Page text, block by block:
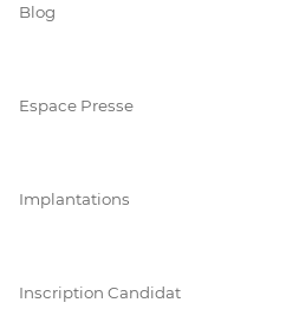
Blog
Espace Presse
Implantations
Inscription Candidat